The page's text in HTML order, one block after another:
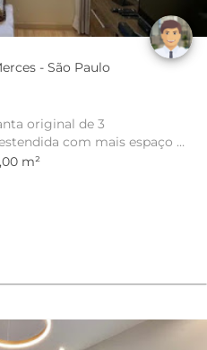
Apartamento em Vila das Merces - São Paulo
original de 3
m²